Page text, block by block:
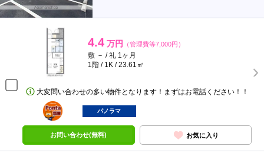
4.4 万円 （管理費等7,000円）
敷 － / 礼 1ヶ月
1階 / 1K / 23.61㎡
大変問い合わせの多い物件となります！まずはお電話ください！！
ポンタ
部屋
パノラマ
お問い合わせ(無料) お気に入り